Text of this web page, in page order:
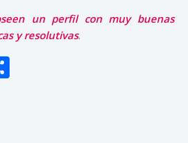
un perfil con muy buenas
y resolutivas.